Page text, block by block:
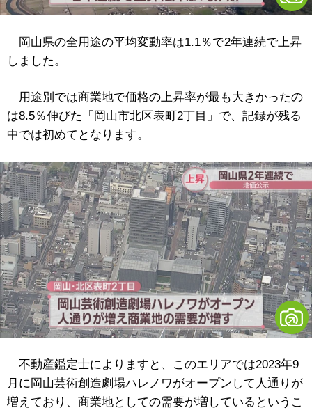
岡山県の全用途の平均変動率は1.1％で2年連続で上昇
しました。
用途別では商業地で価格の上昇率が最も大きかったの
は8.5％伸びた「岡山市北区表町2丁目」で、記録が残る
中では初めてとなります。
不動産鑑定士によりますと、このエリアでは2023年9
月に岡山芸術創造劇場ハレノワがオープンして人通りが
増えており、商業地としての需要が増しているというこ